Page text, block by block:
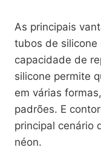
As principais
tubos de silicone
capacidade de
silicone permite
em várias
padrões. E
principal cenário
néon.